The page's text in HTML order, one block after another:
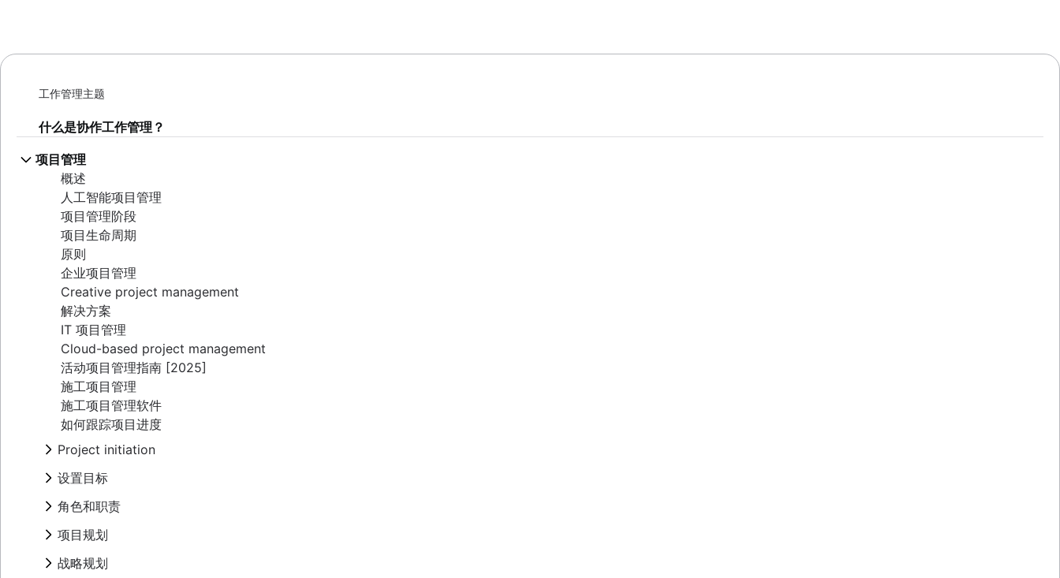
工作管理主题
什么是协作工作管理？
项目管理
概述
人工智能项目管理
项目管理阶段
项目生命周期
原则
企业项目管理
Creative project management
解决方案
IT 项目管理
Cloud-based project management
活动项目管理指南 [2025]
施工项目管理
施工项目管理软件
如何跟踪项目进度
Project initiation
What is project initiation?
项目启动会议
项目目标
Project milestones
项目可交付成果
验收标准
设置目标
概述
创建愿景和使命
目标类型
目标设置理论
OKR 示例
角色和职责
项目角色
项目经理
项目负责人
项目规划
概述
制定项目计划
战略规划